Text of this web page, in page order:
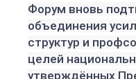
Форум вновь
объединения
структур и
целей
утверждённых